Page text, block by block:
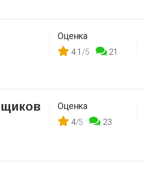
Оценка
4.1/5 21
Оценка
4/5 23